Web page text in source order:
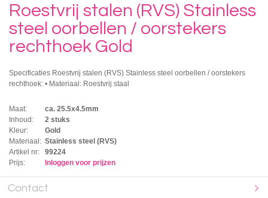
Roestvrij stalen (RVS) Stainless
steel oorbellen / oorstekers
rechthoek Gold
Specificaties Roestvrij stalen (RVS) Stainless steel oorbellen / oorstekers
rechthoek: • Materiaal: Roestvrij staal
Maat:
ca. 25.5x4.5mm
Inhoud:
2 stuks
Kleur:
Gold
Materiaal: Stainless steel (RVS)
Artikel nr:
99224
Prijs:
Inloggen voor prijzen
Contact